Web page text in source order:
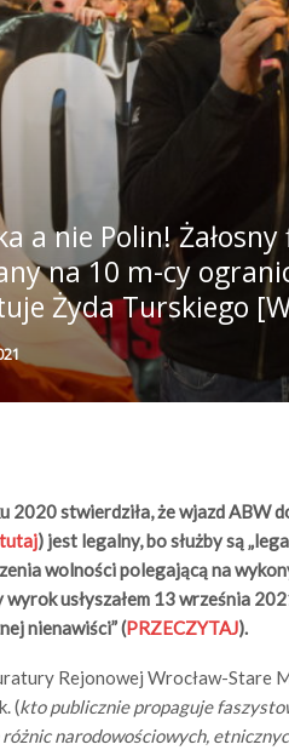
a nie Polin!
na 10 m-cy
Żyda Turskiego
2020 stwierdziła, że wjazd ABW
tutaj) jest legalny, bo służby są
wolności polegającą na
usłyszałem 13 września
nienawiści” (PRZECZYTAJ).
Rejonowej Wrocław-Stare
(kto publicznie propaguje
narodowościowych,